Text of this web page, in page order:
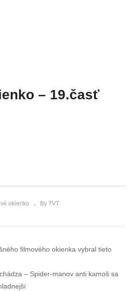
– 19.časť
okienko By TVT
filmového okienka vybral tieto
– Spider-manov anti kamoš sa